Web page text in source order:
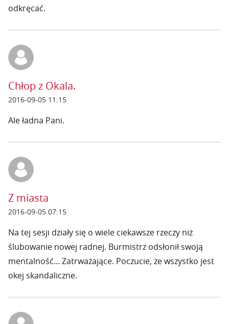
odkręcać.
Chłop z Okala.
2016-09-05 11:15
Ale ładna Pani.
Z miasta
2016-09-05 07:15
Na tej sesji działy się o wiele ciekawsze rzeczy niż
ślubowanie nowej radnej. Burmistrz odsłonił swoją
mentalność... Zatrważające. Poczucie, że wszystko jest
okej skandaliczne.